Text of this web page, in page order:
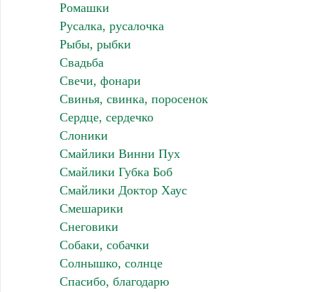
Ромашки
Русалка, русалочка
Рыбы, рыбки
Свадьба
Свечи, фонари
Свинья, свинка, поросенок
Сердце, сердечко
Слоники
Смайлики Винни Пух
Смайлики Губка Боб
Смайлики Доктор Хаус
Смешарики
Снеговики
Собаки, собачки
Солнышко, солнце
Спасибо, благодарю